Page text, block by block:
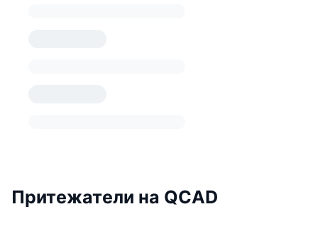
Притежатели на QCAD